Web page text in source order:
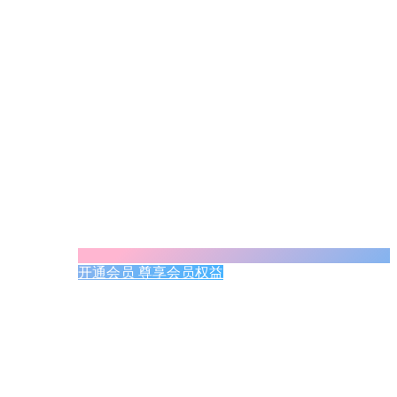
开通会员 尊享会员权益